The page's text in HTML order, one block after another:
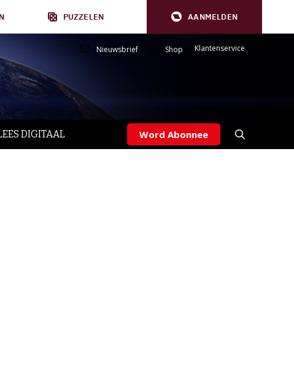
PUZZELEN AANMELDEN
Nieuwsbrief Shop Klantenservice
DIGITAAL Word Abonnee